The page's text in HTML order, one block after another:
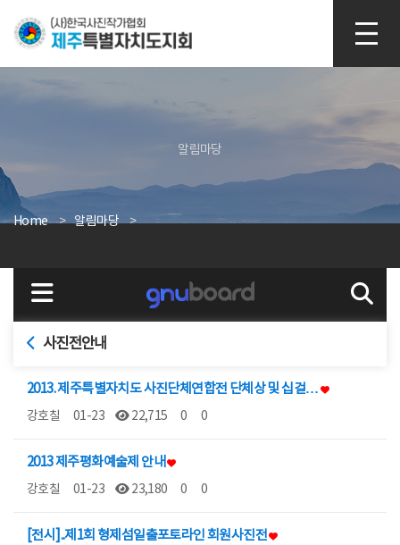
알림마당
Home 알림마당
사진전안내
2013. 제주특별자치도 사진단체연합전 단체상 및 십걸…
강호칠 01-23 22,715 0 0
2013 제주평화예술제 안내
강호칠 01-23 23,180 0 0
[전시]..제1회 형제섬일출포토라인 회원사진전